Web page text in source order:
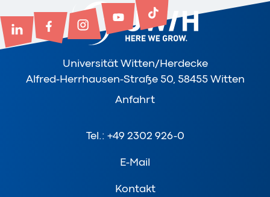
Universität Witten/Herdecke
Alfred-Herrhausen-Straße 50, 58455 Witten
Anfahrt
Tel.: +49 2302 926-0
E-Mail
Kontakt